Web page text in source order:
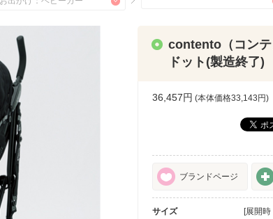
contento（コン
ドット(製造終了)
36,457円 (本体価格33,143 円)
ブランドページ
サイズ
[展開